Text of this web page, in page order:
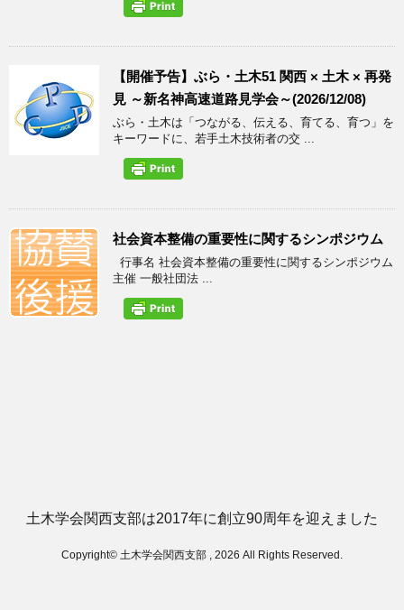
【開催予告】ぶら・土木51 関西 × 土木 × 再発
見 ～新名神高速道路見学会～(2026/12/08)
ぶら・土木は「つながる、伝える、育てる、育つ」を
キーワードに、若手土木技術者の交 ...
社会資本整備の重要性に関するシンポジウム
行事名 社会資本整備の重要性に関するシンポジウム
主催 一般社団法 ...
土木学会関西支部は2017年に創立90周年を迎えました
Copyright© 土木学会関西支部 , 2026 All Rights Reserved.